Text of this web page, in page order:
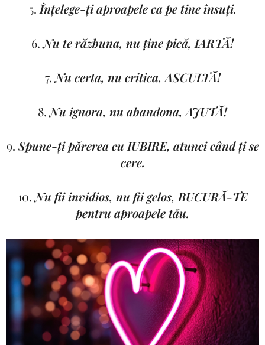
5. Înțelege-ți aproapele ca pe tine însuți.
6.Nu te răzbuna, nu ține pică, IARTĂ!
7.Nu certa, nu critica, ASCULTĂ!
8.Nu ignora, nu abandona, AJUTĂ!
9. Spune-ți părerea cu IUBIRE, atunci când ți se
cere.
10.Nu fii invidios, nu fii gelos, BUCURĂ-TE
pentru aproapele tău.